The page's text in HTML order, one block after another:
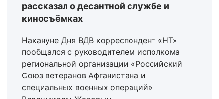
рассказал о десантной службе и
киносъёмках
Накануне Дня ВДВ корреспондент «НТ»
пообщался с руководителем исполкома
региональной организации «Российский
Союз ветеранов Афганистана и
специальных военных операций»